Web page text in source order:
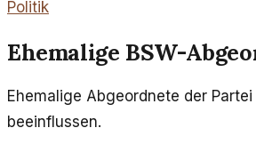
Politik
Ehemalige BSW-
Ehemalige Abgeordnete der
beeinflussen.